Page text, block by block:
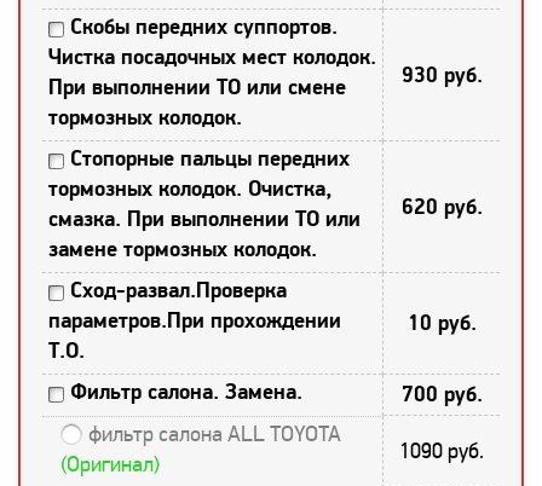
Скобы передних суппортов.
Чистка посадочных мест колодок.
При выполнении ТО или смене
тормозных колодок.
930 руб.
Стопорные пальцы передних
тормозных колодок. Очистка,
смазка. При выполнении ТО или
замене тормозных колодок.
620 руб.
Сход-развал.Проверка
параметров.При прохождении
Т.О.
10 руб.
Фильтр салона. Замена. 700 руб.
фильтр салона ALL TOYOTA
(Оригинал)
1090 руб.